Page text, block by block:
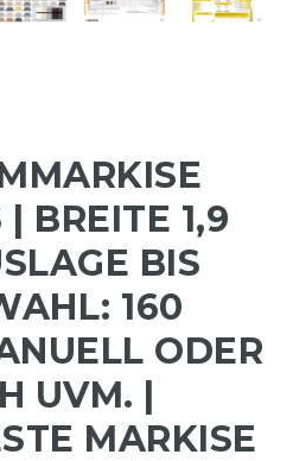
BREITE 1,9
BIS
160
ODER
UVM. |
MARKISE